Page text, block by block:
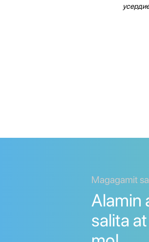
Magagamit
Alamin
salita